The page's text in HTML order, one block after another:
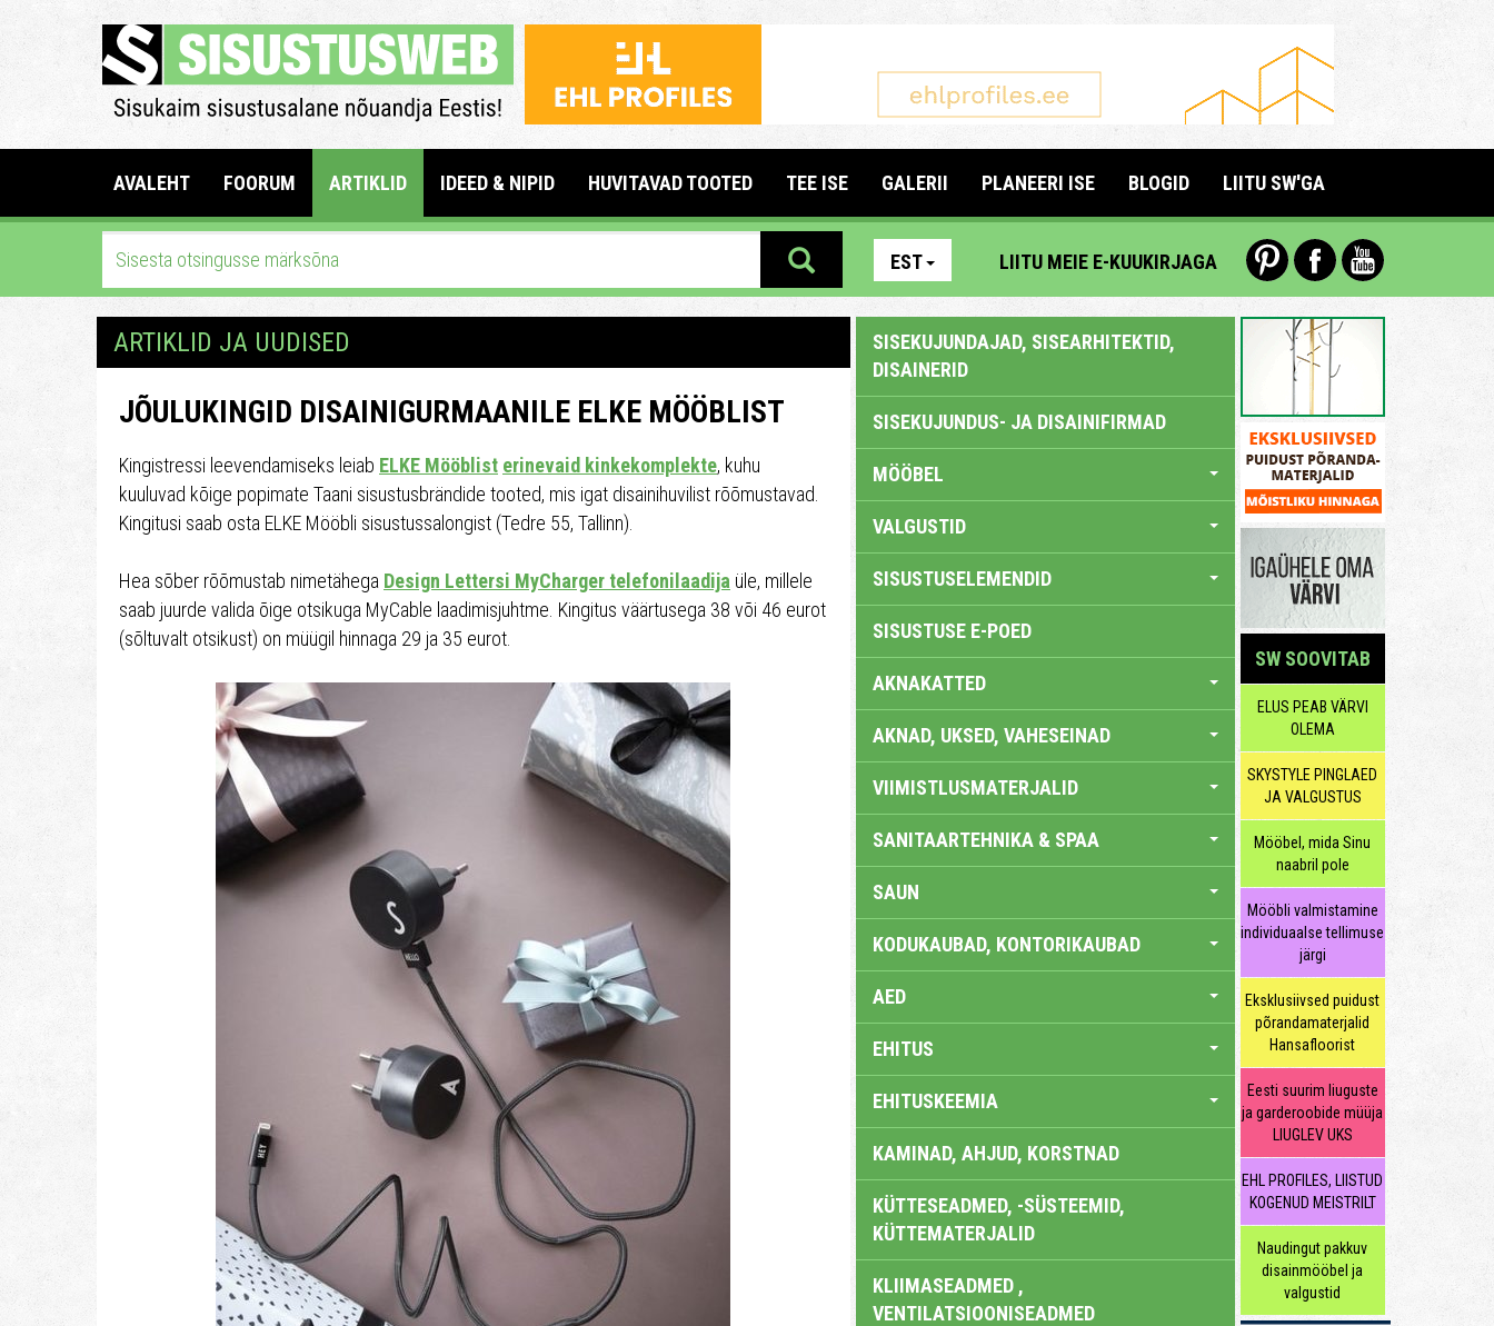
AVALEHT FOORUM ARTIKLID IDEED & NIPID HUVITAVAD TOOTED TEE ISE GALERII PLANEERI ISE BLOGID LIITU SW'GA
EST LIITU MEIE E-KUUKIRJAGA
ARTIKLID JA UUDISED
JÕULUKINGID DISAINIGURMAANILE ELKE MÖÖBLIST
Kingistressi leevendamiseks leiab ELKE Mööblist erinevaid kinkekomplekte, kuhu
kuuluvad kõige popimate Taani sisustusbrändide tooted, mis igat disainihuvilist rõõmustavad.
Kingitusi saab osta ELKE Mööbli sisustussalongist (Tedre 55, Tallinn).
Hea sõber rõõmustab nimetähega Design Lettersi MyCharger telefonilaadija üle, millele
saab juurde valida õige otsikuga MyCable laadimisjuhtme. Kingitus väärtusega 38 või 46 eurot
(sõltuvalt otsikust) on müügil hinnaga 29 ja 35 eurot.
SISEKUJUNDAJAD, SISEARHITEKTID,
DISAINERID
SISEKUJUNDUS- JA DISAINIFIRMAD
MÖÖBEL
VALGUSTID
SISUSTUSELEMENDID
SISUSTUSE E-POED
AKNAKATTED
AKNAD, UKSED, VAHESEINAD
VIIMISTLUSMATERJALID
SANITAARTEHNIKA & SPAA
SAUN
KODUKAUBAD, KONTORIKAUBAD
AED
EHITUS
EHITUSKEEMIA
KAMINAD, AHJUD, KORSTNAD
KÜTTESEADMED, -SÜSTEEMID,
KÜTTEMATERJALID
KLIIMASEADMED ,
VENTILATSIOONISEADMED
SW SOOVITAB
ELUS PEAB VÄRVI
OLEMA
SKYSTYLE PINGLAED
JA VALGUSTUS
Mööbel, mida Sinu
naabril pole
Mööbli valmistamine
individuaalse tellimuse
järgi
Eksklusiivsed puidust
põrandamaterjalid
Hansafloorist
Eesti suurim liuguste
ja garderoobide müüja
LIUGLEV UKS
EHL PROFILES, LIISTUD
KOGENUD MEISTRILT
Naudingut pakkuv
disainmööbel ja
valgustid